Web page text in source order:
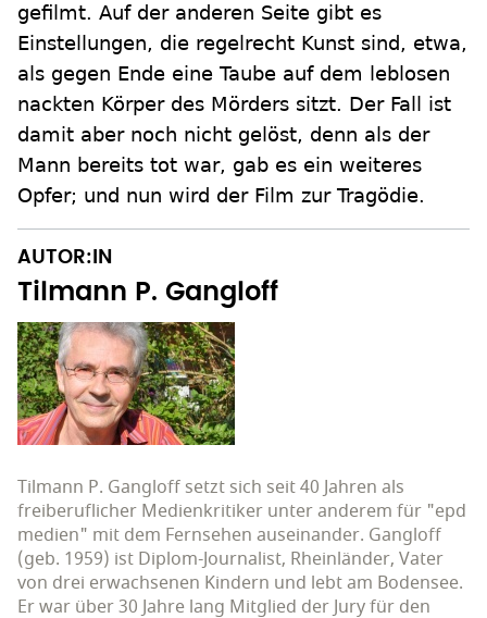
gefilmt. Auf der anderen Seite gibt es
Einstellungen, die regelrecht Kunst sind, etwa,
als gegen Ende eine Taube auf dem leblosen
nackten Körper des Mörders sitzt. Der Fall ist
damit aber noch nicht gelöst, denn als der
Mann bereits tot war, gab es ein weiteres
Opfer; und nun wird der Film zur Tragödie.
AUTOR:IN
Tilmann P. Gangloff
Tilmann P. Gangloff setzt sich seit 40 Jahren als
freiberuflicher Medienkritiker unter anderem für "epd
medien" mit dem Fernsehen auseinander. Gangloff
(geb. 1959) ist Diplom-Journalist, Rheinländer, Vater
von drei erwachsenen Kindern und lebt am Bodensee.
Er war über 30 Jahre lang Mitglied der Jury für den